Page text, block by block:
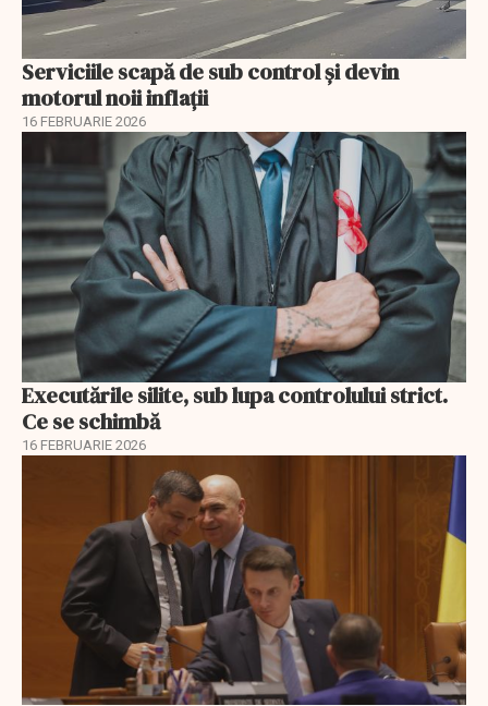
Serviciile scapă de sub control și devin
motorul noii inflații
16 FEBRUARIE 2026
Executările silite, sub lupa controlului strict.
Ce se schimbă
16 FEBRUARIE 2026